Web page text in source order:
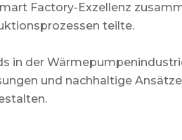
Mehr
Factory-Exzellenz
teilte.
in der
und nachhaltige